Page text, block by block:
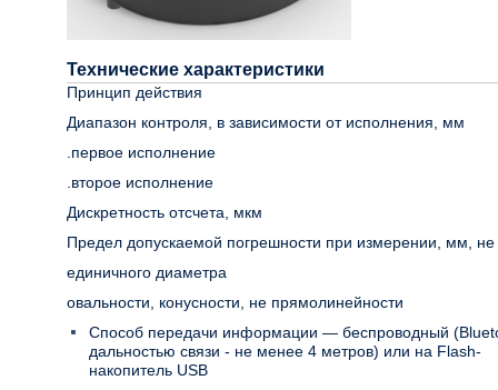
Технические характеристики
Принцип действия
Диапазон контроля, в зависимости от исполнения, мм
.первое исполнение
.второе исполнение
Дискретность отсчета, мкм
Предел допускаемой погрешности при измерении, мм,
единичного диаметра
овальности, конусности, не прямолинейности
Способ передачи информации — беспроводный
дальностью связи - не менее 4 метров) или на Flash-
накопитель USB